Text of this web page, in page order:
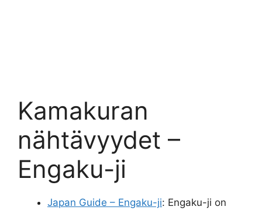
Kamakuran
nähtävyydet –
Engaku-ji
Japan Guide – Engaku-ji: Engaku-ji on